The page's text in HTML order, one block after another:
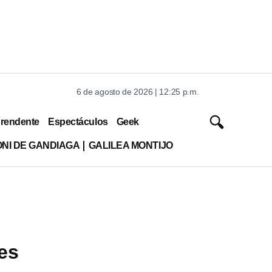
6 de agosto de 2026 | 12:25 p.m.
Espectáculos Geek
DE GANDIAGA GALILEA MONTIJO